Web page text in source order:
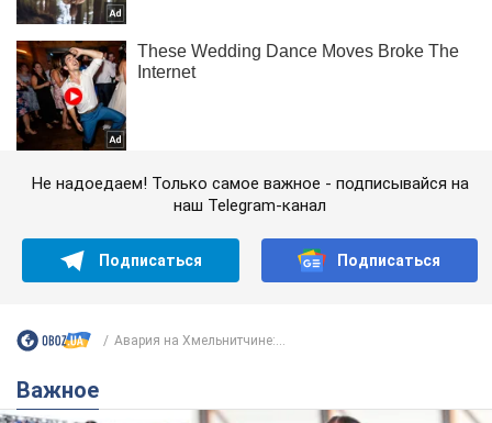
Не надоедаем! Только самое важное - подписывайся на
наш Telegram-канал
Подписаться Подписаться
Авария на Хмельнитчине:...
Важное